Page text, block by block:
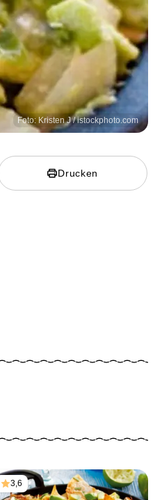
Foto: Kristen J / istockphoto.com
Drucken
3,6